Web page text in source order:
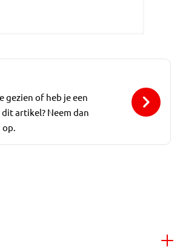
gezien of heb je een
artikel? Neem dan
op.